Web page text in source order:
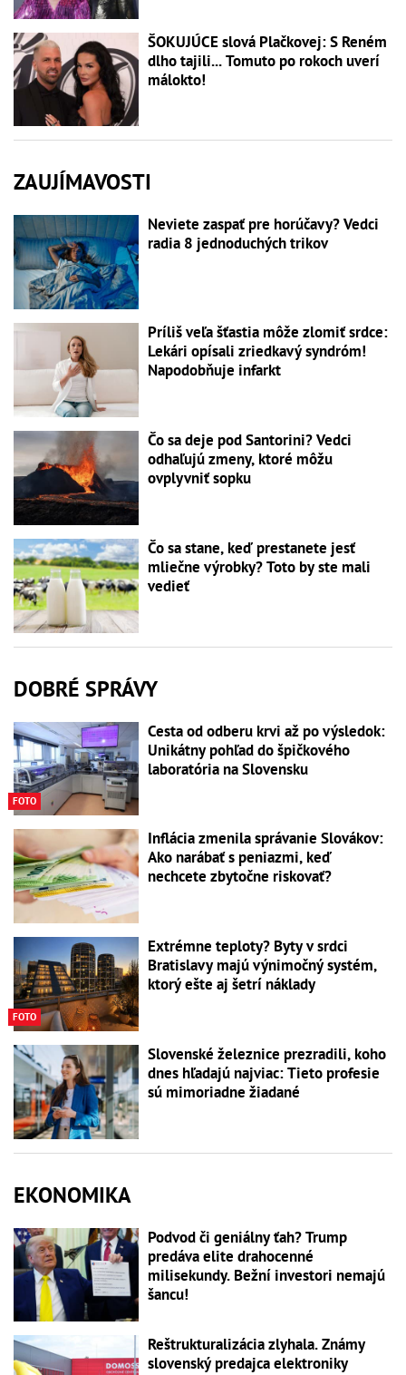
ŠOKUJÚCE slová Plačkovej: S Reném
dlho tajili... Tomuto po rokoch uverí
málokto!
ZAUJÍMAVOSTI
Neviete zaspať pre horúčavy? Vedci
radia 8 jednoduchých trikov
Príliš veľa šťastia môže zlomiť srdce:
Lekári opísali zriedkavý syndróm!
Napodobňuje infarkt
Čo sa deje pod Santorini? Vedci
odhaľujú zmeny, ktoré môžu
ovplyvniť sopku
Čo sa stane, keď prestanete jesť
mliečne výrobky? Toto by ste mali
vedieť
DOBRÉ SPRÁVY
FOTO
Cesta od odberu krvi až po výsledok:
Unikátny pohľad do špičkového
laboratória na Slovensku
Inflácia zmenila správanie Slovákov:
Ako narábať s peniazmi, keď
nechcete zbytočne riskovať?
FOTO
Extrémne teploty? Byty v srdci
Bratislavy majú výnimočný systém,
ktorý ešte aj šetrí náklady
Slovenské železnice prezradili, koho
dnes hľadajú najviac: Tieto profesie
sú mimoriadne žiadané
EKONOMIKA
Podvod či geniálny ťah? Trump
predáva elite drahocenné
milisekundy. Bežní investori nemajú
šancu!
Reštrukturalizácia zlyhala. Známy
slovenský predajca elektroniky